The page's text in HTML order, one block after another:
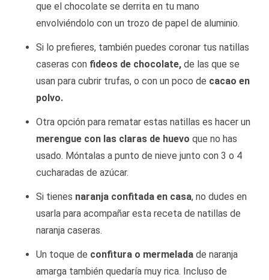
que el chocolate se derrita en tu mano
envolviéndolo con un trozo de papel de aluminio.
Si lo prefieres, también puedes coronar tus natillas
caseras con fideos de chocolate, de las que se
usan para cubrir trufas, o con un poco de cacao en
polvo.
Otra opción para rematar estas natillas es hacer un
merengue con las claras de huevo que no has
usado. Móntalas a punto de nieve junto con 3 o 4
cucharadas de azúcar.
Si tienes naranja confitada en casa, no dudes en
usarla para acompañar esta receta de natillas de
naranja caseras.
Un toque de confitura o mermelada de naranja
amarga también quedaría muy rica. Incluso de